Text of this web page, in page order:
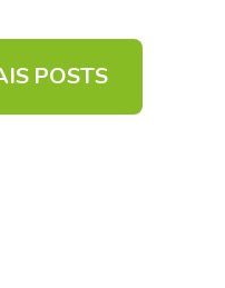
POSTS